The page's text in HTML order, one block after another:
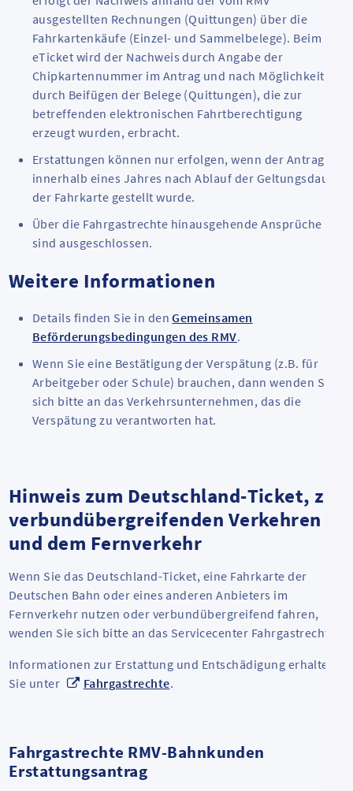
ausgestellten Rechnungen (Quittungen) über die
Fahrkartenkäufe (Einzel- und Sammelbelege). Beim
eTicket wird der Nachweis durch Angabe der
Chipkartennummer im Antrag und nach Möglichkeit
durch Beifügen der Belege (Quittungen), die zur
betreffenden elektronischen Fahrtberechtigung
erzeugt wurden, erbracht.
Erstattungen können nur erfolgen, wenn der Antrag
innerhalb eines Jahres nach Ablauf der Geltungsdauer
der Fahrkarte gestellt wurde.
Über die Fahrgastrechte hinausgehende Ansprüche
sind ausgeschlossen.
Weitere Informationen
Details finden Sie in denGemeinsamen
Beförderungsbedingungen des RMV.
Wenn Sie eine Bestätigung der Verspätung (z.B. für
Arbeitgeber oder Schule) brauchen, dann wenden Sie
sich bitte an das Verkehrsunternehmen, das die
Verspätung zu verantworten hat.
Hinweis zum Deutschland-Ticket, zu
verbundübergreifenden Verkehren
und dem Fernverkehr
Wenn Sie das Deutschland-Ticket, eine Fahrkarte der
Deutschen Bahn oder eines anderen Anbieters im
Fernverkehr nutzen oder verbundübergreifend fahren,
wenden Sie sich bitte an das Servicecenter Fahrgastrechte.
Informationen zur Erstattung und Entschädigung erhalten
Sie unter
Fahrgastrechte.
Fahrgastrechte RMV-Bahnkunden
Erstattungsantrag